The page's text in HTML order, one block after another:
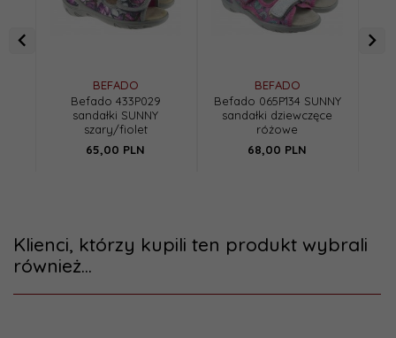
BEFADO
Befado 433P029
sandałki SUNNY
szary/fiolet
65,00 PLN
BEFADO
Befado 065P134 SUNNY
sandałki dziewczęce
różowe
68,00 PLN
Klienci, którzy kupili ten produkt wybrali
również...